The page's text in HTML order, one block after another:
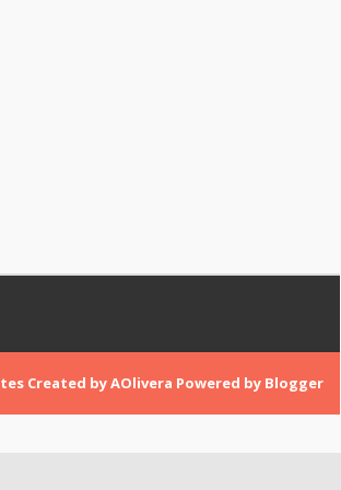
Created byAOlivera Powered by Blogger